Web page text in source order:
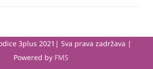
3plus 2021| Sva prava zadržava |
Powered by FMS